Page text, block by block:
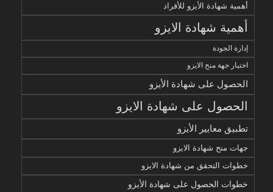
أهمية شهادة الأيزو للأفراد
أهمية شهادة الايزو
إدارة الجودة
اختيار جهة منح الايزو
الحصول على شهادة الأيزو
الحصول على شهادة الايزو
تطبيق معايير الأيزو
جهات منح شهادة الايزو
خطوات التحقق من شهادة الايزو
خطوات الحصول على شهادة الأيزو